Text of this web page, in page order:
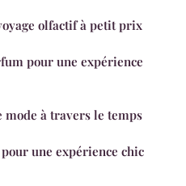
olfactif à petit prix
pour une expérience
à travers le temps
une expérience chic